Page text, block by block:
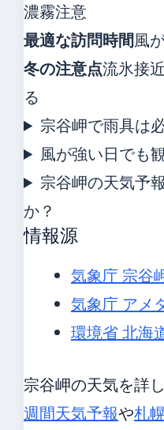
濃霧注意
最適な訪問時間風
冬の注意点流氷接
る
宗谷岬で雨具は
風が強い日でも
宗谷岬の天気予
か？
情報源
気象庁 宗谷
気象庁 アメ
環境省 北海
宗谷岬の天気を詳
週間天気予報や札